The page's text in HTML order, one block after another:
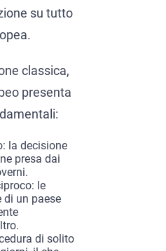
su tutto
classica,
presenta
la decisione
presa dai
le
un paese
di solito